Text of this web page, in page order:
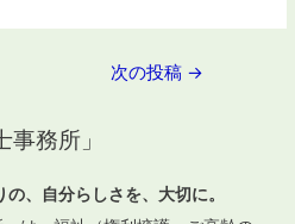
次の投稿 →
事務所」
、自分らしさを、大切に。